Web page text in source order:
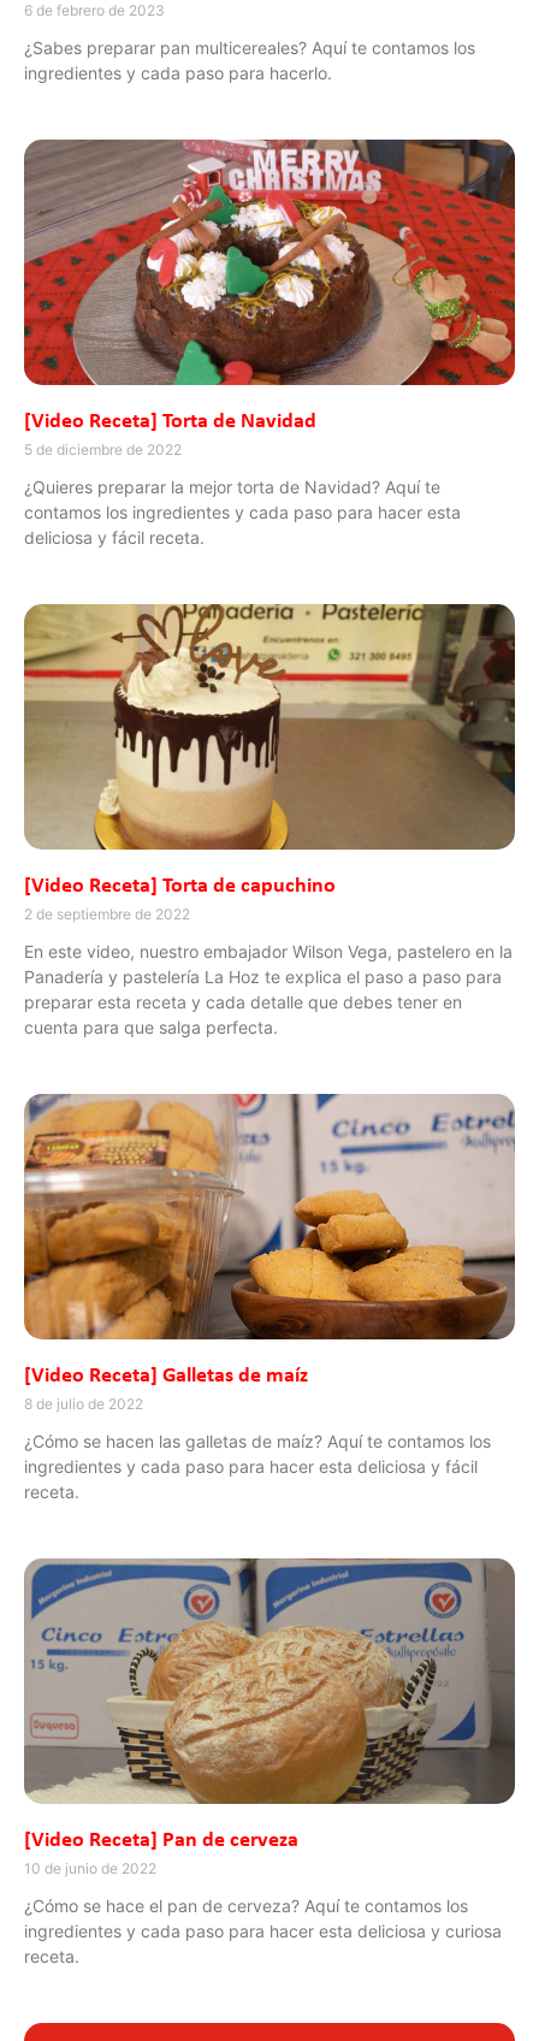
6 de febrero de 2023
¿Sabes preparar pan multicereales? Aquí te contamos los
ingredientes y cada paso para hacerlo.
[Video Receta] Torta de Navidad
5 de diciembre de 2022
¿Quieres preparar la mejor torta de Navidad? Aquí te
contamos los ingredientes y cada paso para hacer esta
deliciosa y fácil receta.
[Video Receta] Torta de capuchino
2 de septiembre de 2022
En este video, nuestro embajador Wilson Vega, pastelero en la
Panadería y pastelería La Hoz te explica el paso a paso para
preparar esta receta y cada detalle que debes tener en
cuenta para que salga perfecta.
[Video Receta] Galletas de maíz
8 de julio de 2022
¿Cómo se hacen las galletas de maíz? Aquí te contamos los
ingredientes y cada paso para hacer esta deliciosa y fácil
receta.
[Video Receta] Pan de cerveza
10 de junio de 2022
¿Cómo se hace el pan de cerveza? Aquí te contamos los
ingredientes y cada paso para hacer esta deliciosa y curiosa
receta.